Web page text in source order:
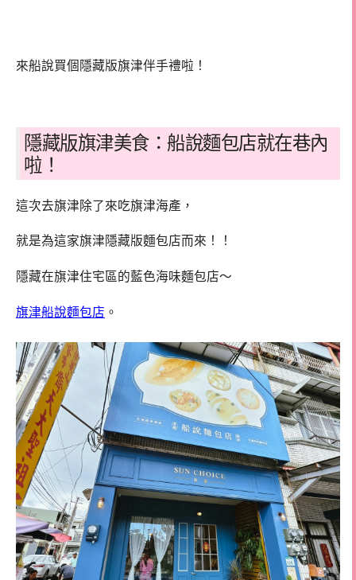
來船說買個隱藏版旗津伴手禮啦！
隱藏版旗津美食：船說麵包店就在巷內
啦！
這次去旗津除了來吃旗津海產，
就是為這家旗津隱藏版麵包店而來！！
隱藏在旗津住宅區的藍色海味麵包店～
旗津船說麵包店 。